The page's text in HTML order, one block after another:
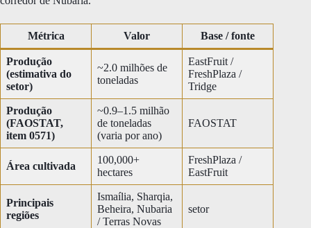
Métrica Valor Base / fonte
Produção
(estimativa do
setor)
~2.0 milhões de
toneladas
EastFruit /
FreshPlaza /
Tridge
Produção
(FAOSTAT,
item 0571)
~0.9–1.5 milhão
de toneladas
(varia por ano)
FAOSTAT
Área cultivada
100,000+
hectares
FreshPlaza /
EastFruit
Principais
regiões
Ismaília, Sharqia,
Beheira, Nubaria
/ Terras Novas
setor